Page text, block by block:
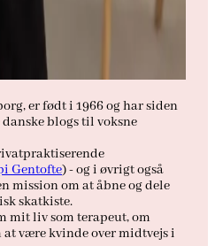
er født i 1966 og har siden
danske blogs til voksne
Gentofte) - og i øvrigt også
mission om at åbne og dele
skatkiste.
mit liv som terapeut, om
være kvinde over midtvejs i